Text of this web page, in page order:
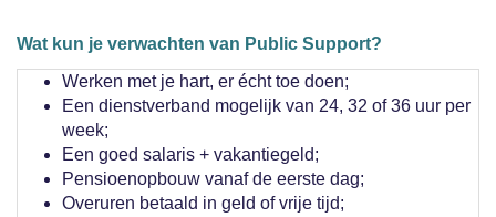
Wat kun je verwachten van Public Support?
Werken met je hart, er écht toe doen;
Een dienstverband mogelijk van 24, 32 of 36 uur per
week;
Een goed salaris + vakantiegeld;
Pensioenopbouw vanaf de eerste dag;
Overuren betaald in geld of vrije tijd;